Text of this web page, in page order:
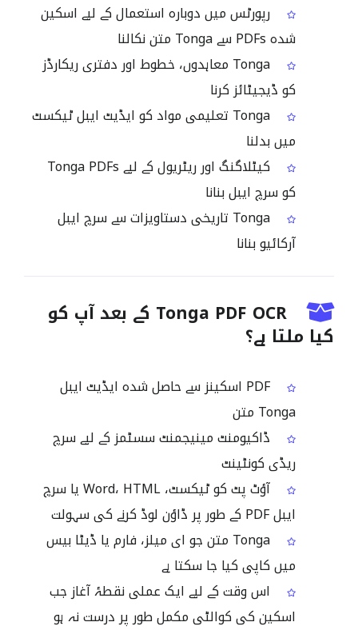
رپورٹس میں دوبارہ استعمال کے لیے اسکین
شدہ PDFs سے Tonga متن نکالنا
Tonga معاہدوں، خطوط اور دفتری ریکارڈز
کو ڈیجیٹائز کرنا
Tonga تعلیمی مواد کو ایڈیٹ ایبل ٹیکسٹ
میں بدلنا
کیٹلاگنگ اور ریٹریول کے لیے Tonga PDFs
کو سرچ ایبل بنانا
Tonga تاریخی دستاویزات سے سرچ ایبل
آرکائیو بنانا
Tonga PDF OCR کے بعد آپ کو
کیا ملتا ہے؟
PDF اسکینز سے حاصل شدہ ایڈیٹ ایبل
Tonga متن
ڈاکیومنٹ مینیجمنٹ سسٹمز کے لیے سرچ
ریڈی کونٹینٹ
آؤٹ پٹ کو ٹیکسٹ، Word، HTML یا سرچ
ایبل PDF کے طور پر ڈاؤن لوڈ کرنے کی سہولت
Tonga متن جو ای میلز، فارم یا ڈیٹا بیس
میں کاپی کیا جا سکتا ہے
اس وقت کے لیے ایک عملی نقطۂ آغاز جب
اسکین کی کوالٹی مکمل طور پر درست نہ ہو